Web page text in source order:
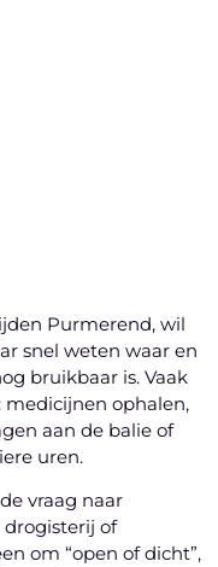
Purmerend, wil
snel weten waar en
bruikbaar is. Vaak
ophalen,
aan de balie of
uren.
vraag naar
of
om “open of dicht”,